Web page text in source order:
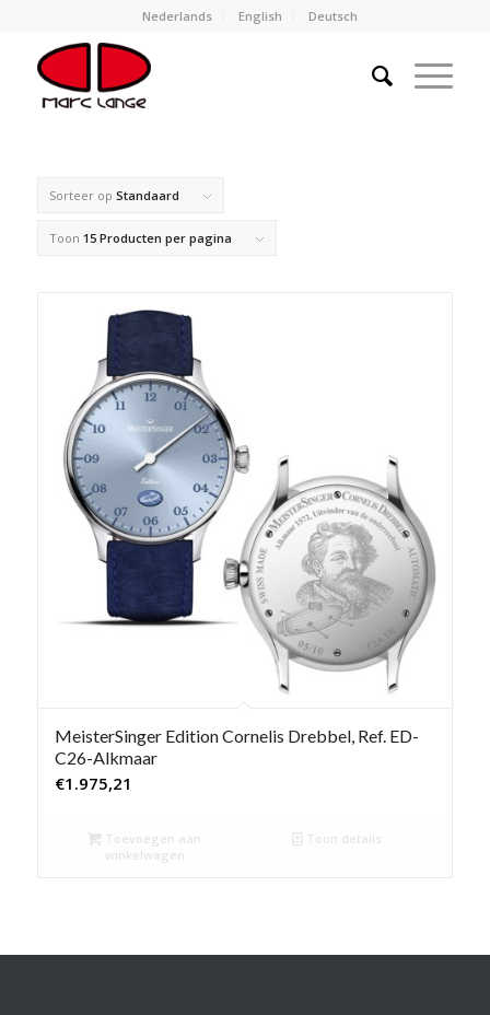
Nederlands English Deutsch
Sorteer op Standaard
Toon 15 Producten per pagina
MeisterSinger Edition Cornelis Drebbel, Ref. ED-
C26-Alkmaar
€1.975,21
Toevoegen aan
winkelwagen
Toon details